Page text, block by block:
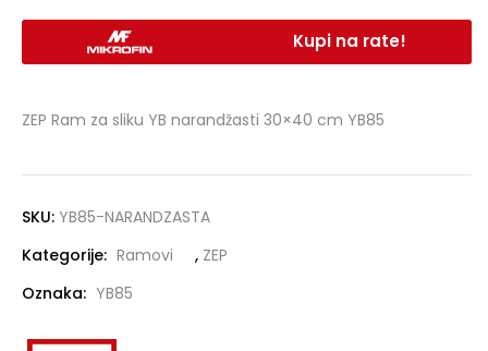
Kupi na rate!
ZEP Ram za sliku YB narandžasti 30×40 cm YB85
SKU: YB85-NARANDZASTA
Kategorije: Ramovi , ZEP
Oznaka: YB85